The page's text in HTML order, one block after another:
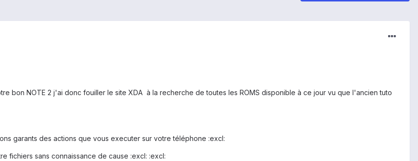
bon NOTE 2 j'ai donc fouiller le site XDA à la recherche de toutes les ROMS disponible à ce jour vu que l'ancien tuto
garants des actions que vous executer sur votre téléphone :excl:
fichiers sans connaissance de cause :excl: :excl: